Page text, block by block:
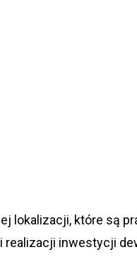
lokalizacji, które są
inwestycji